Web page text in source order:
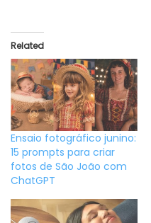
Related
Ensaio fotográfico junino:
15 prompts para criar
fotos de São João com
ChatGPT